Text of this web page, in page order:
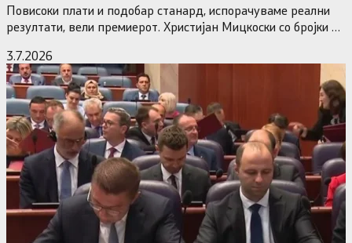
Повисоки плати и подобар станард, испорачуваме реални
резултати, вели премиерот. Христијан Мицкоски со бројки и
3.7.2026